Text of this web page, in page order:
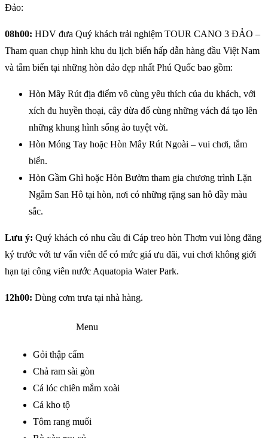
Đảo:
08h00: HDV đưa Quý khách trải nghiệm TOUR CANO 3 ĐẢO –
Tham quan chụp hình khu du lịch biển hấp dẫn hàng đầu Việt Nam
và tắm biển tại những hòn đảo đẹp nhất Phú Quốc bao gồm:
Hòn Mây Rút địa điểm vô cùng yêu thích của du khách, với
xích đu huyền thoại, cây dừa đổ cùng những vách đá tạo lên
những khung hình sống ảo tuyệt vời.
Hòn Móng Tay hoặc Hòn Mây Rút Ngoài – vui chơi, tắm
biển.
Hòn Gầm Ghì hoặc Hòn Bườm tham gia chương trình Lặn
Ngắm San Hô tại hòn, nơi có những rặng san hô đầy màu
sắc.
Lưu ý: Quý khách có nhu cầu đi Cáp treo hòn Thơm vui lòng đăng
ký trước với tư vấn viên để có mức giá ưu đãi, vui chơi không giới
hạn tại công viên nước Aquatopia Water Park.
12h00: Dùng cơm trưa tại nhà hàng.
Menu
Gỏi thập cẩm
Chả ram sài gòn
Cá lóc chiên mắm xoài
Cá kho tộ
Tôm rang muối